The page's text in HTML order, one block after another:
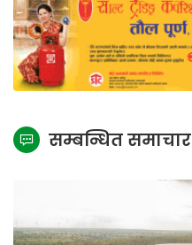
सम्बन्धित समाचार